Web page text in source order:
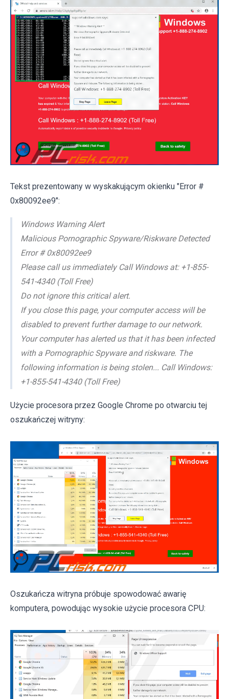
Tekst prezentowany w wyskakującym okienku "Error #
0x80092ee9":
Windows Warning Alert
Malicious Pornographic Spyware/Riskware Detected
Error # 0x80092ee9
Please call us immediately Call Windows at: +1-855-
541-4340 (Toll Free)
Do not ignore this critical alert.
If you close this page, your computer access will be
disabled to prevent further damage to our network.
Your computer has alerted us that it has been infected
with a Pornographic Spyware and riskware. The
following information is being stolen... Call Windows:
+1-855-541-4340 (Toll Free)
Użycie procesora przez Google Chrome po otwarciu tej
oszukańczej witryny:
Oszukańcza witryna próbuje spowodować awarię
komputera, powodując wysokie użycie procesora CPU: